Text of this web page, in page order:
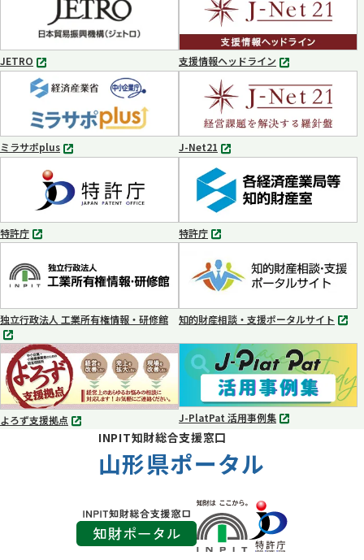
開
く
JETRO
別
タ
ブ
で
開
く
支援情報ヘッドライン
別
タ
ブ
で
開
く
ミラサポplus
別
ブ
で
開
く
J-Net21
別
タ
ブ
で
開
く
特許庁
別
ブ
で
く
特許庁
別
ブ
で
開
く
独立行政法人 工業所有権情報・研修館
別
タ
ブ
で
知的財産相談・支援ポータルサイト
別
タ
開
く
よろず支援拠点
別
J-PlatPat 活用事例集
別
INPIT知財総合支援窓口
山形県ポータル